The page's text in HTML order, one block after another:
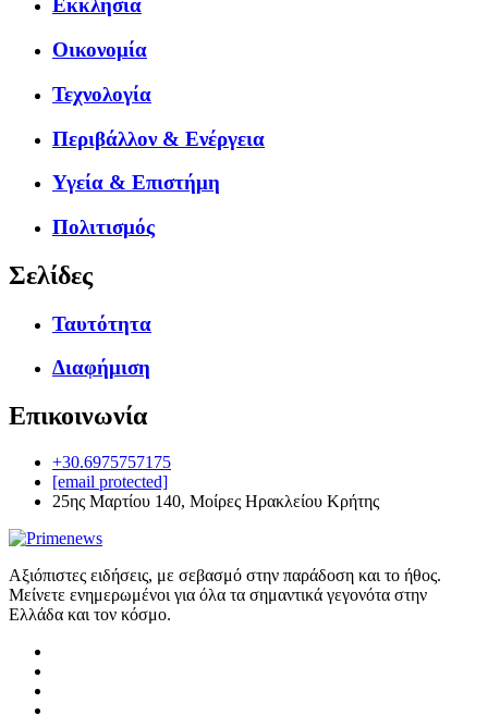
Εκκλησία
Οικονομία
Τεχνολογία
Περιβάλλον & Ενέργεια
Υγεία & Επιστήμη
Πολιτισμός
Σελίδες
Ταυτότητα
Διαφήμιση
Επικοινωνία
+30.6975757175
[email protected]
25ης Μαρτίου 140, Μοίρες Ηρακλείου Κρήτης
Αξιόπιστες ειδήσεις, με σεβασμό στην παράδοση και το ήθος.
Μείνετε ενημερωμένοι για όλα τα σημαντικά γεγονότα στην
Ελλάδα και τον κόσμο.